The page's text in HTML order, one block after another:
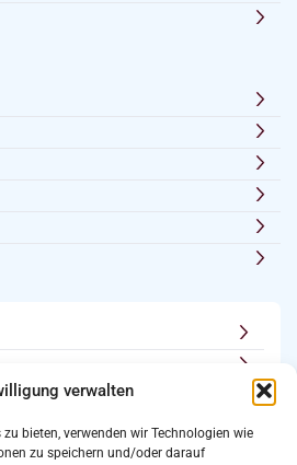
verwalten
bieten, verwenden wir Technologien wie
zu speichern und/oder darauf